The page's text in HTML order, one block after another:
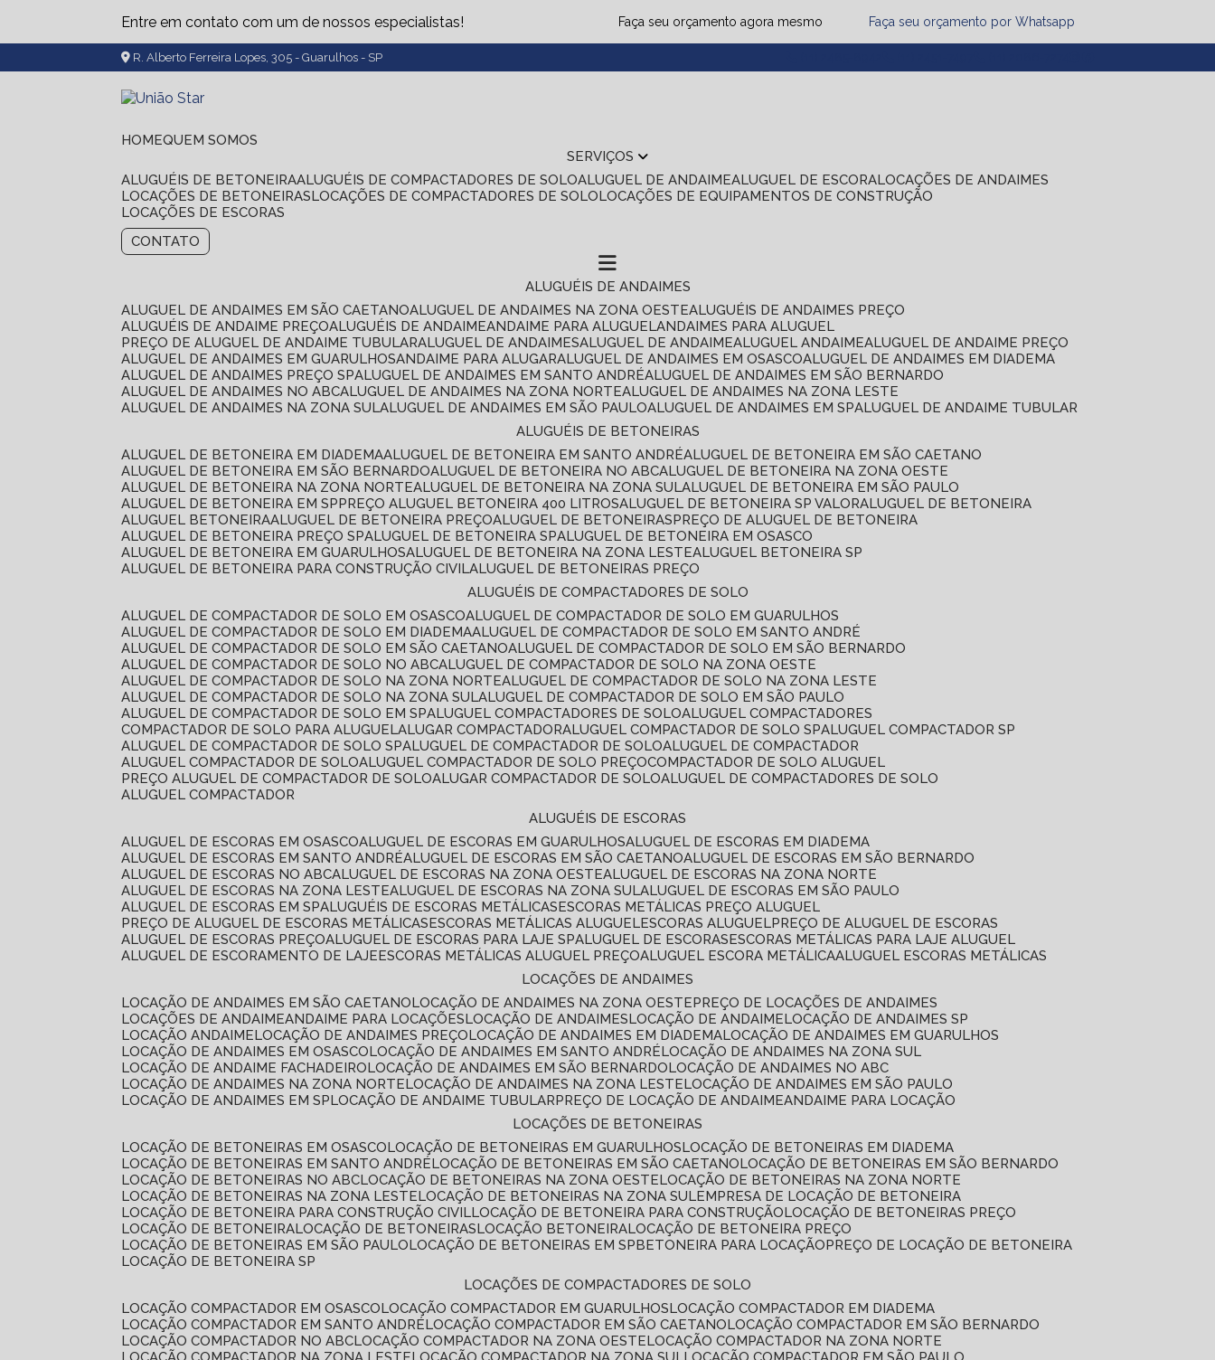
Entre em contato com um de nossos especialistas! Faça seu orçamento agora mesmo Faça seu orçamento por Whatsapp
R. Alberto Ferreira Lopes, 305 - Guarulhos - SP
HOME
QUEM SOMOS
SERVIÇOS
ALUGUÉIS DE BETONEIRA ALUGUÉIS DE COMPACTADORES DE SOLO ALUGUEL DE ANDAIME ALUGUEL DE ESCORA LOCAÇÕES DE ANDAIMES
LOCAÇÕES DE BETONEIRAS LOCAÇÕES DE COMPACTADORES DE SOLO LOCAÇÕES DE EQUIPAMENTOS DE CONSTRUÇÃO
LOCAÇÕES DE ESCORAS
CONTATO
ALUGUÉIS DE ANDAIMES
ALUGUEL DE ANDAIMES EM SÃO CAETANO ALUGUEL DE ANDAIMES NA ZONA OESTE ALUGUÉIS DE ANDAIMES PREÇO
ALUGUÉIS DE ANDAIME PREÇO ALUGUÉIS DE ANDAIME ANDAIME PARA ALUGUEL ANDAIMES PARA ALUGUEL
PREÇO DE ALUGUEL DE ANDAIME TUBULAR ALUGUEL DE ANDAIMES ALUGUEL DE ANDAIME ALUGUEL ANDAIME ALUGUEL DE ANDAIME PREÇO
ALUGUEL DE ANDAIMES EM GUARULHOS ANDAIME PARA ALUGAR ALUGUEL DE ANDAIMES EM OSASCO ALUGUEL DE ANDAIMES EM DIADEMA
ALUGUEL DE ANDAIMES PREÇO SP ALUGUEL DE ANDAIMES EM SANTO ANDRÉ ALUGUEL DE ANDAIMES EM SÃO BERNARDO
ALUGUEL DE ANDAIMES NO ABC ALUGUEL DE ANDAIMES NA ZONA NORTE ALUGUEL DE ANDAIMES NA ZONA LESTE
ALUGUEL DE ANDAIMES NA ZONA SUL ALUGUEL DE ANDAIMES EM SÃO PAULO ALUGUEL DE ANDAIMES EM SP ALUGUEL DE ANDAIME TUBULAR
ALUGUÉIS DE BETONEIRAS
ALUGUEL DE BETONEIRA EM DIADEMA ALUGUEL DE BETONEIRA EM SANTO ANDRÉ ALUGUEL DE BETONEIRA EM SÃO CAETANO
ALUGUEL DE BETONEIRA EM SÃO BERNARDO ALUGUEL DE BETONEIRA NO ABC ALUGUEL DE BETONEIRA NA ZONA OESTE
ALUGUEL DE BETONEIRA NA ZONA NORTE ALUGUEL DE BETONEIRA NA ZONA SUL ALUGUEL DE BETONEIRA EM SÃO PAULO
ALUGUEL DE BETONEIRA EM SP
PREÇO ALUGUEL BETONEIRA 400 LITROS ALUGUEL DE BETONEIRA SP VALOR ALUGUEL DE BETONEIRA
ALUGUEL BETONEIRA ALUGUEL DE BETONEIRA PREÇO ALUGUEL DE BETONEIRAS
PREÇO DE ALUGUEL DE BETONEIRA
ALUGUEL DE BETONEIRA PREÇO SP ALUGUEL DE BETONEIRA SP ALUGUEL DE BETONEIRA EM OSASCO
ALUGUEL DE BETONEIRA EM GUARULHOS ALUGUEL DE BETONEIRA NA ZONA LESTE ALUGUEL BETONEIRA SP
ALUGUEL DE BETONEIRA PARA CONSTRUÇÃO CIVIL ALUGUEL DE BETONEIRAS PREÇO
ALUGUÉIS DE COMPACTADORES DE SOLO
ALUGUEL DE COMPACTADOR DE SOLO EM OSASCO ALUGUEL DE COMPACTADOR DE SOLO EM GUARULHOS
ALUGUEL DE COMPACTADOR DE SOLO EM DIADEMA ALUGUEL DE COMPACTADOR DE SOLO EM SANTO ANDRÉ
ALUGUEL DE COMPACTADOR DE SOLO EM SÃO CAETANO ALUGUEL DE COMPACTADOR DE SOLO EM SÃO BERNARDO
ALUGUEL DE COMPACTADOR DE SOLO NO ABC ALUGUEL DE COMPACTADOR DE SOLO NA ZONA OESTE
ALUGUEL DE COMPACTADOR DE SOLO NA ZONA NORTE ALUGUEL DE COMPACTADOR DE SOLO NA ZONA LESTE
ALUGUEL DE COMPACTADOR DE SOLO NA ZONA SUL ALUGUEL DE COMPACTADOR DE SOLO EM SÃO PAULO
ALUGUEL DE COMPACTADOR DE SOLO EM SP ALUGUEL COMPACTADORES DE SOLO ALUGUEL COMPACTADORES
COMPACTADOR DE SOLO PARA ALUGUEL ALUGAR COMPACTADOR ALUGUEL COMPACTADOR DE SOLO SP ALUGUEL COMPACTADOR SP
ALUGUEL DE COMPACTADOR DE SOLO SP ALUGUEL DE COMPACTADOR DE SOLO ALUGUEL DE COMPACTADOR
ALUGUEL COMPACTADOR DE SOLO ALUGUEL COMPACTADOR DE SOLO PREÇO COMPACTADOR DE SOLO ALUGUEL
PREÇO ALUGUEL DE COMPACTADOR DE SOLO ALUGAR COMPACTADOR DE SOLO ALUGUEL DE COMPACTADORES DE SOLO
ALUGUEL COMPACTADOR
ALUGUÉIS DE ESCORAS
ALUGUEL DE ESCORAS EM OSASCO ALUGUEL DE ESCORAS EM GUARULHOS ALUGUEL DE ESCORAS EM DIADEMA
ALUGUEL DE ESCORAS EM SANTO ANDRÉ ALUGUEL DE ESCORAS EM SÃO CAETANO ALUGUEL DE ESCORAS EM SÃO BERNARDO
ALUGUEL DE ESCORAS NO ABC ALUGUEL DE ESCORAS NA ZONA OESTE ALUGUEL DE ESCORAS NA ZONA NORTE
ALUGUEL DE ESCORAS NA ZONA LESTE ALUGUEL DE ESCORAS NA ZONA SUL ALUGUEL DE ESCORAS EM SÃO PAULO
ALUGUEL DE ESCORAS EM SP ALUGUÉIS DE ESCORAS METÁLICAS
ESCORAS METÁLICAS PREÇO ALUGUEL
PREÇO DE ALUGUEL DE ESCORAS METÁLICAS
ESCORAS METÁLICAS ALUGUEL ESCORAS ALUGUEL
PREÇO DE ALUGUEL DE ESCORAS
ALUGUEL DE ESCORAS PREÇO ALUGUEL DE ESCORAS PARA LAJE SP ALUGUEL DE ESCORAS
ESCORAS METÁLICAS PARA LAJE ALUGUEL
ALUGUEL DE ESCORAMENTO DE LAJE
ESCORAS METÁLICAS ALUGUEL PREÇO ALUGUEL ESCORA METÁLICA ALUGUEL ESCORAS METÁLICAS
LOCAÇÕES DE ANDAIMES
LOCAÇÃO DE ANDAIMES EM SÃO CAETANO LOCAÇÃO DE ANDAIMES NA ZONA OESTE
PREÇO DE LOCAÇÕES DE ANDAIMES
LOCAÇÕES DE ANDAIME ANDAIME PARA LOCAÇÕES LOCAÇÃO DE ANDAIMES LOCAÇÃO DE ANDAIME LOCAÇÃO DE ANDAIMES SP
LOCAÇÃO ANDAIME LOCAÇÃO DE ANDAIMES PREÇO LOCAÇÃO DE ANDAIMES EM DIADEMA LOCAÇÃO DE ANDAIMES EM GUARULHOS
LOCAÇÃO DE ANDAIMES EM OSASCO LOCAÇÃO DE ANDAIMES EM SANTO ANDRÉ LOCAÇÃO DE ANDAIMES NA ZONA SUL
LOCAÇÃO DE ANDAIME FACHADEIRO LOCAÇÃO DE ANDAIMES EM SÃO BERNARDO LOCAÇÃO DE ANDAIMES NO ABC
LOCAÇÃO DE ANDAIMES NA ZONA NORTE LOCAÇÃO DE ANDAIMES NA ZONA LESTE LOCAÇÃO DE ANDAIMES EM SÃO PAULO
LOCAÇÃO DE ANDAIMES EM SP LOCAÇÃO DE ANDAIME TUBULAR PREÇO DE LOCAÇÃO DE ANDAIME ANDAIME PARA LOCAÇÃO
LOCAÇÕES DE BETONEIRAS
LOCAÇÃO DE BETONEIRAS EM OSASCO LOCAÇÃO DE BETONEIRAS EM GUARULHOS LOCAÇÃO DE BETONEIRAS EM DIADEMA
LOCAÇÃO DE BETONEIRAS EM SANTO ANDRÉ LOCAÇÃO DE BETONEIRAS EM SÃO CAETANO LOCAÇÃO DE BETONEIRAS EM SÃO BERNARDO
LOCAÇÃO DE BETONEIRAS NO ABC LOCAÇÃO DE BETONEIRAS NA ZONA OESTE LOCAÇÃO DE BETONEIRAS NA ZONA NORTE
LOCAÇÃO DE BETONEIRAS NA ZONA LESTE LOCAÇÃO DE BETONEIRAS NA ZONA SUL
EMPRESA DE LOCAÇÃO DE BETONEIRA
LOCAÇÃO DE BETONEIRA PARA CONSTRUÇÃO CIVIL LOCAÇÃO DE BETONEIRA PARA CONSTRUÇÃO LOCAÇÃO DE BETONEIRAS PREÇO
LOCAÇÃO DE BETONEIRA LOCAÇÃO DE BETONEIRAS LOCAÇÃO BETONEIRA LOCAÇÃO DE BETONEIRA PREÇO
LOCAÇÃO DE BETONEIRAS EM SÃO PAULO LOCAÇÃO DE BETONEIRAS EM SP BETONEIRA PARA LOCAÇÃO
PREÇO DE LOCAÇÃO DE BETONEIRA
LOCAÇÃO DE BETONEIRA SP
LOCAÇÕES DE COMPACTADORES DE SOLO
LOCAÇÃO COMPACTADOR EM OSASCO LOCAÇÃO COMPACTADOR EM GUARULHOS LOCAÇÃO COMPACTADOR EM DIADEMA
LOCAÇÃO COMPACTADOR EM SANTO ANDRÉ LOCAÇÃO COMPACTADOR EM SÃO CAETANO LOCAÇÃO COMPACTADOR EM SÃO BERNARDO
LOCAÇÃO COMPACTADOR NO ABC LOCAÇÃO COMPACTADOR NA ZONA OESTE LOCAÇÃO COMPACTADOR NA ZONA NORTE